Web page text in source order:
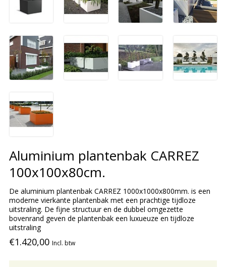
Aluminium plantenbak CARREZ
100x100x80cm.
De aluminium plantenbak CARREZ 1000x1000x800mm. is een
moderne vierkante plantenbak met een prachtige tijdloze
uitstraling. De fijne structuur en de dubbel omgezette
bovenrand geven de plantenbak een luxueuze en tijdloze
uitstraling
€1.420,00 Incl. btw